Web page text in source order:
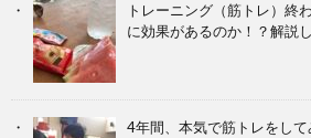
トレーニング（筋トレ）終
に効果があるのか！？解説
4年間、本気で筋トレをし